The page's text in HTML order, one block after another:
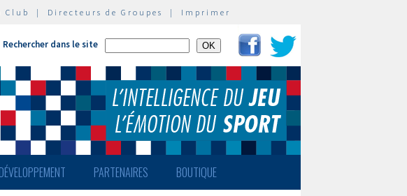
Club | Directeurs de Groupes | Imprimer
Rechercher dans le site
DÉVELOPPEMENT PARTENAIRES BOUTIQUE